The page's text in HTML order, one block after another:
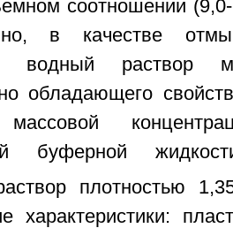
соотношении
в качестве
водный раствор
обладающего
массовой
буферной
плотностью
характеристики: